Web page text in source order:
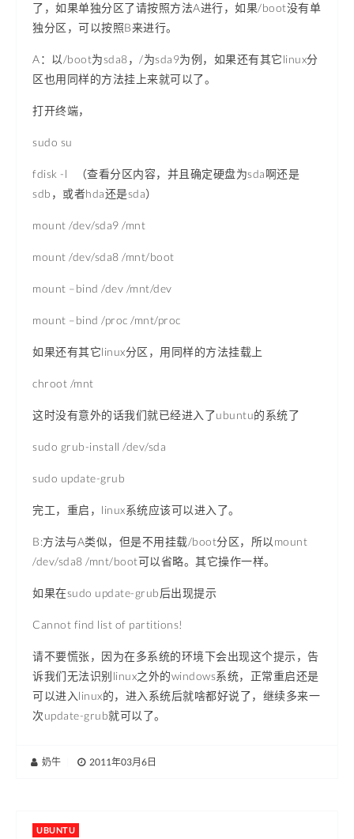
了，如果单独分区了请按照方法A进行，如果/boot没有单
独分区，可以按照B来进行。
A：以/boot为sda8，/为sda9为例，如果还有其它linux分
区也用同样的方法挂上来就可以了。
打开终端，
sudo su
fdisk -l （查看分区内容，并且确定硬盘为sda啊还是
sdb，或者hda还是sda）
mount /dev/sda9 /mnt
mount /dev/sda8 /mnt/boot
mount –bind /dev /mnt/dev
mount –bind /proc /mnt/proc
如果还有其它linux分区，用同样的方法挂载上
chroot /mnt
这时没有意外的话我们就已经进入了ubuntu的系统了
sudo grub-install /dev/sda
sudo update-grub
完工，重启，linux系统应该可以进入了。
B:方法与A类似，但是不用挂载/boot分区，所以mount
/dev/sda8 /mnt/boot可以省略。其它操作一样。
如果在sudo update-grub后出现提示
Cannot find list of partitions!
请不要慌张，因为在多系统的环境下会出现这个提示，告
诉我们无法识别linux之外的windows系统，正常重启还是
可以进入linux的，进入系统后就啥都好说了，继续多来一
次update-grub就可以了。
奶牛 2011年03月6日
UBUNTU